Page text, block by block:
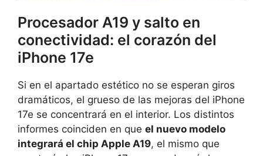
Procesador A19 y salto en
conectividad: el corazón del
iPhone 17e
Si en el apartado estético no se esperan giros
dramáticos, el grueso de las mejoras del iPhone
17e se concentrará en el interior. Los distintos
informes coinciden en que el nuevo modelo
integrará el chip Apple A19, el mismo que